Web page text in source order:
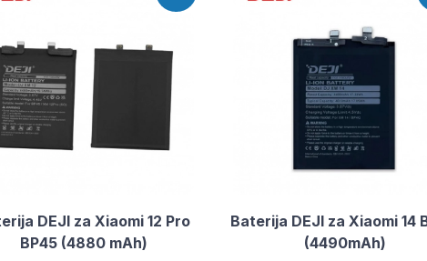
DEJI za Xiaomi 12 Pro
BP45 (4880 mAh)
Baterija DEJI za Xiaomi 14
(4490mAh)